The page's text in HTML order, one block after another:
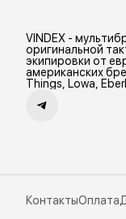
VINDEX -
оригинальной
экипировки от
американских
Things, Lowa,
КонтактыОплата